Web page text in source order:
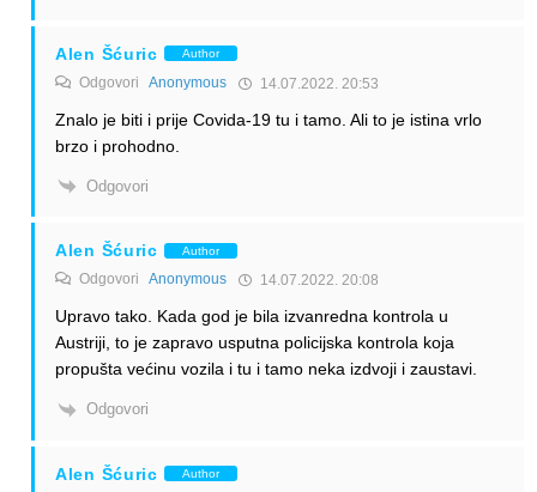
Alen Šćuric Author
Odgovori Anonymous 14.07.2022. 20:53
Znalo je biti i prije Covida-19 tu i tamo. Ali to je istina vrlo
brzo i prohodno.
Odgovori
Alen Šćuric Author
Odgovori Anonymous 14.07.2022. 20:08
Upravo tako. Kada god je bila izvanredna kontrola u
Austriji, to je zapravo usputna policijska kontrola koja
propušta većinu vozila i tu i tamo neka izdvoji i zaustavi.
Odgovori
Alen Šćuric Author